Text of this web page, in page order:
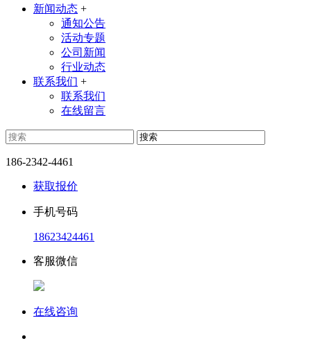
新闻动态 +
通知公告
活动专题
公司新闻
行业动态
联系我们 +
联系我们
在线留言
186-2342-4461
获取报价
手机号码
18623424461
客服微信
在线咨询